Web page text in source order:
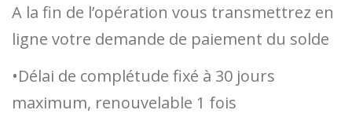
A la fin de l’opération vous transmettrez en
ligne votre demande de paiement du solde
•Délai de complétude fixé à 30 jours
maximum, renouvelable 1 fois